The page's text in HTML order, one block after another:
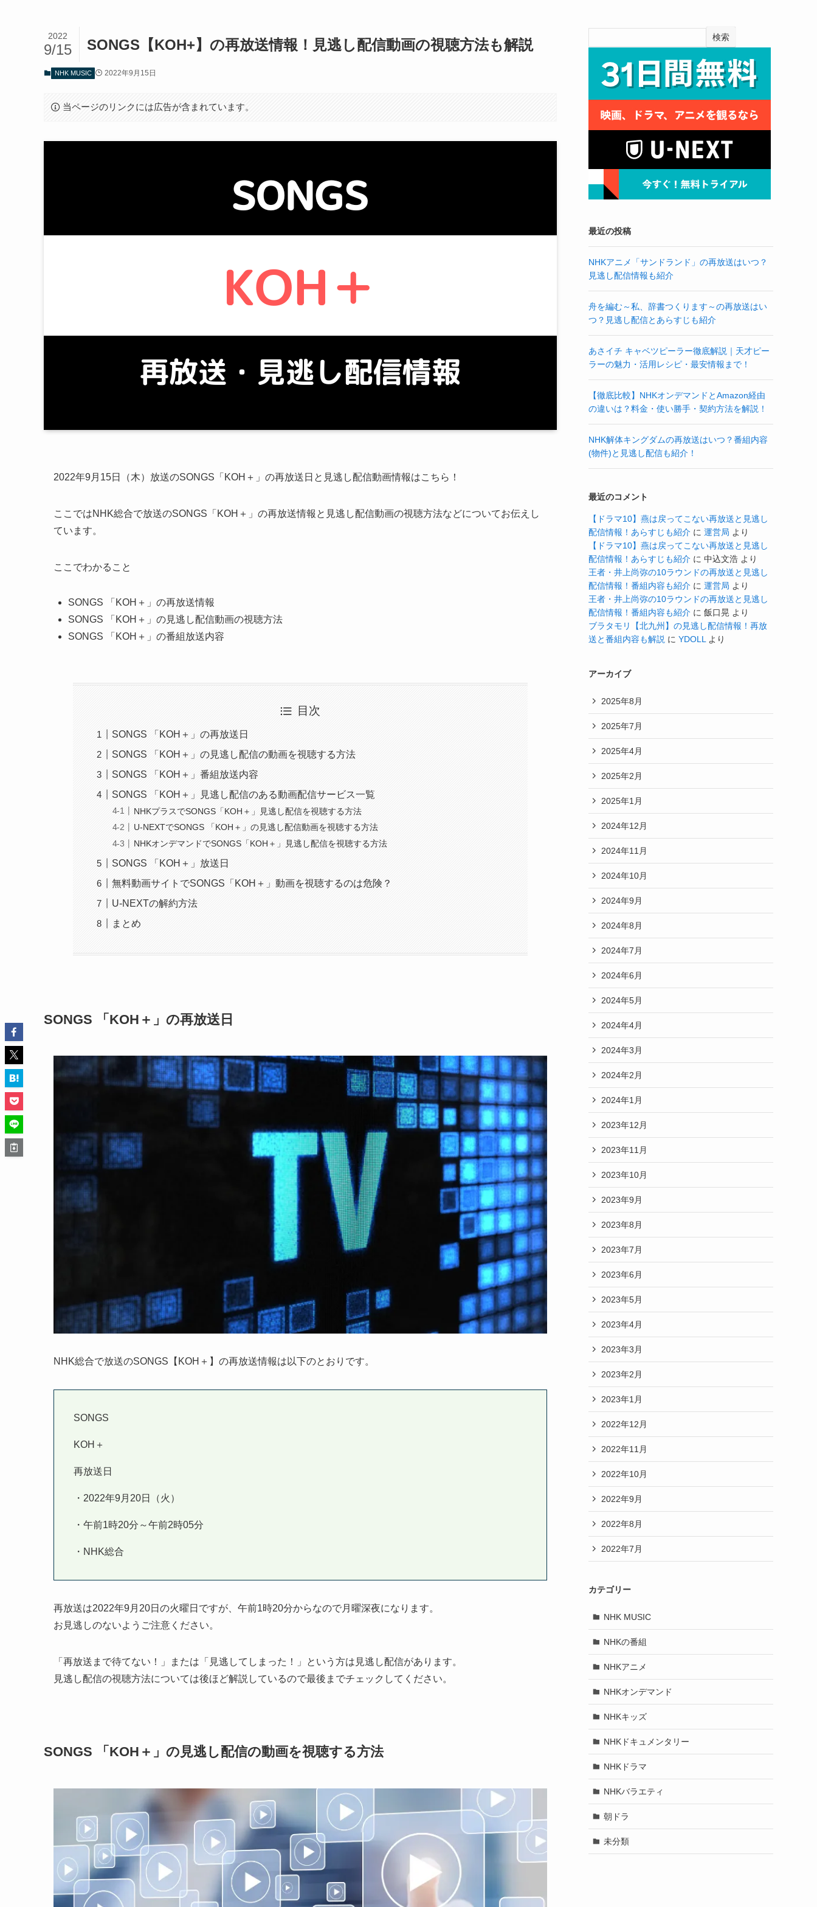
SONGS【KOH+】の再放送情報！見逃し配信動画の視聴方法も解説
2022
9/15
NHK MUSIC 2022年9月15日
当ページのリンクには広告が含まれています。
2022年9月15日（木）放送のSONGS「KOH＋」の再放送日と見逃し配信動画情報はこちら！
ここではNHK総合で放送のSONGS「KOH＋」の再放送情報と見逃し配信動画の視聴方法などについてお伝えし
ています。
ここでわかること
SONGS 「KOH＋」の再放送情報
SONGS 「KOH＋」の見逃し配信動画の視聴方法
SONGS 「KOH＋」の番組放送内容
目次
SONGS 「KOH＋」の再放送日
SONGS 「KOH＋」の見逃し配信の動画を視聴する方法
SONGS 「KOH＋」番組放送内容
SONGS 「KOH＋」見逃し配信のある動画配信サービス一覧
NHKプラスでSONGS「KOH＋」見逃し配信を視聴する方法
U-NEXTでSONGS 「KOH＋」の見逃し配信動画を視聴する方法
NHKオンデマンドでSONGS「KOH＋」見逃し配信を視聴する方法
SONGS 「KOH＋」放送日
無料動画サイトでSONGS「KOH＋」動画を視聴するのは危険？
U-NEXTの解約方法
まとめ
SONGS 「KOH＋」の再放送日
NHK総合で放送のSONGS【KOH＋】の再放送情報は以下のとおりです。
SONGS
KOH＋
再放送日
・2022年9月20日（火）
・午前1時20分～午前2時05分
・NHK総合
再放送は2022年9月20日の火曜日ですが、午前1時20分からなので月曜深夜になります。
お見逃しのないようご注意ください。
「再放送まで待てない！」または「見逃してしまった！」という方は見逃し配信があります。
見逃し配信の視聴方法については後ほど解説しているので最後までチェックしてください。
SONGS 「KOH＋」の見逃し配信の動画を視聴する方法
検索
最近の投稿
NHKアニメ「サンドランド」の再放送はいつ？
見逃し配信情報も紹介
舟を編む～私、辞書つくります～の再放送はい
つ？見逃し配信とあらすじも紹介
あさイチ キャベツピーラー徹底解説｜天才ピー
ラーの魅力・活用レシピ・最安情報まで！
【徹底比較】NHKオンデマンドとAmazon経由
の違いは？料金・使い勝手・契約方法を解説！
NHK解体キングダムの再放送はいつ？番組内容
(物件)と見逃し配信も紹介！
最近のコメント
【ドラマ10】燕は戻ってこない再放送と見逃し
配信情報！あらすじも紹介 に 運営局 より
【ドラマ10】燕は戻ってこない再放送と見逃し
配信情報！あらすじも紹介 に 中込文浩 より
王者・井上尚弥の10ラウンドの再放送と見逃し
配信情報！番組内容も紹介 に 運営局 より
王者・井上尚弥の10ラウンドの再放送と見逃し
配信情報！番組内容も紹介 に 飯口晃 より
ブラタモリ【北九州】の見逃し配信情報！再放
送と番組内容も解説 に YDOLL より
アーカイブ
2025年8月
2025年7月
2025年4月
2025年2月
2025年1月
2024年12月
2024年11月
2024年10月
2024年9月
2024年8月
2024年7月
2024年6月
2024年5月
2024年4月
2024年3月
2024年2月
2024年1月
2023年12月
2023年11月
2023年10月
2023年9月
2023年8月
2023年7月
2023年6月
2023年5月
2023年4月
2023年3月
2023年2月
2023年1月
2022年12月
2022年11月
2022年10月
2022年9月
2022年8月
2022年7月
カテゴリー
NHK MUSIC
NHKの番組
NHKアニメ
NHKオンデマンド
NHKキッズ
NHKドキュメンタリー
NHKドラマ
NHKバラエティ
朝ドラ
未分類